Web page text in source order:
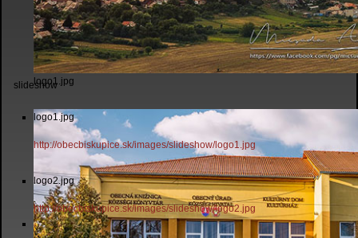
logo1.jpg
slideshow
logo1.jpg
http://obecbiskupice.sk/images/slideshow/logo1.jpg
logo2.jpg
http://obecbiskupice.sk/images/slideshow/logo2.jpg